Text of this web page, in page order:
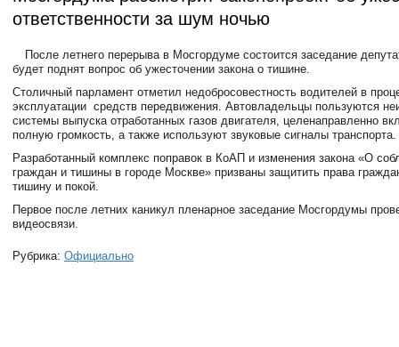
ответственности за шум ночью
После летнего перерыва в Мосгордуме состоится заседание
будет поднят вопрос об ужесточении закона о тишине.
Столичный парламент отметил недобросовестность водителей в
эксплуатации средств передвижения. Автовладельцы пользуются
системы выпуска отработанных газов двигателя, целенаправленно
полную громкость, а также используют звуковые сигналы транспорта.
Разработанный комплекс поправок в КоАП и изменения закона «О
граждан и тишины в городе Москве» призваны защитить права
тишину и покой.
Первое после летних каникул пленарное заседание Мосгордумы
видеосвязи.
Рубрика: Официально